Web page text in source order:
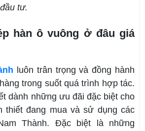
tư.
hàn ô vuông ở đâu giá
luôn trân trọng và đồng hành
trong suốt quá trình hợp tác.
dành những ưu đãi đặc biệt cho
thiết đang mua và sử dụng các
Thành. Đặc biệt là những